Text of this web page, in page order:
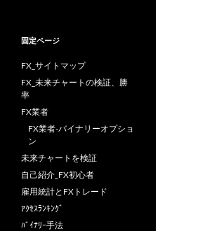
固定ページ
FX_サイトマップ
FX_未来チャートの検証、勝
率
FX業者
FX業者-バイナリーオプショ
ン
未来チャートを検証
自己紹介_FX初心者
雇用統計とFXトレード
ｱｸｾｽﾗﾝｷﾝｸﾞ
ﾊﾞｲﾅﾘｰ手法